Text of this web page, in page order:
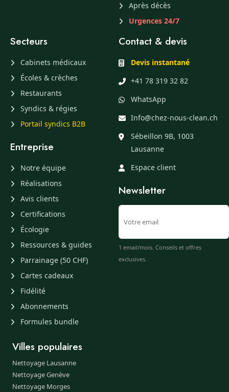
Après décès
Urgences 24/7
Secteurs
Cabinets médicaux
Écoles & crèches
Restaurants
Syndics & régies
Portail syndics B2B
Entreprise
Notre équipe
Réalisations
Avis clients
Certifications
Écologie
Ressources & guides
Parrainage (50 CHF)
Cartes cadeaux
Fidélité
Abonnements
Formules bundle
Contact & devis
Devis instantané
+41 78 319 32 82
WhatsApp
Info@chez-nous-clean.ch
Sébeillon 9B, 1003
Lausanne
Espace client
Newsletter
1 email/mois. Conseils et offres
exclusives.
Villes populaires
Nettoyage Lausanne
Nettoyage Genève
Nettoyage Morges